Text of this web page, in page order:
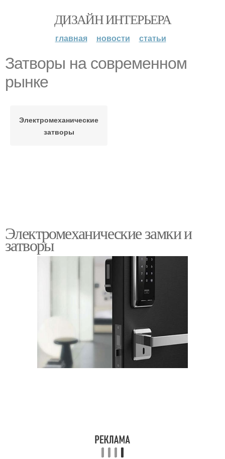
ДИЗАЙН ИНТЕРЬЕРА
главная новости статьи
Затворы на современном
рынке
Электромеханические
затворы
Электромеханические замки и
затворы